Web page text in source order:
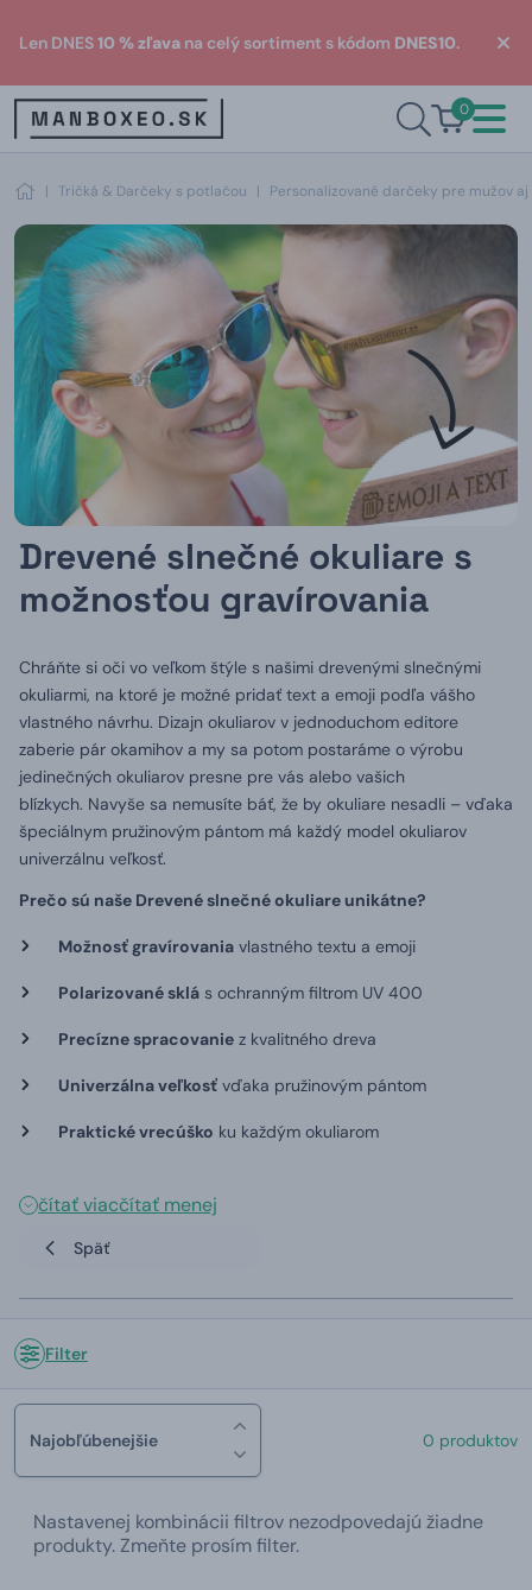
Len DNES10 % zľava na celý sortiment s kódom DNES10.
0
| Tričká & Darčeky s potlačou | Personalizované darčeky pre mužov aj
Drevené slnečné okuliare s
možnosťou gravírovania
Chráňte si oči vo veľkom štýle s našimi drevenými slnečnými
okuliarmi, na ktoré je možné pridať text a emoji podľa vášho
vlastného návrhu. Dizajn okuliarov v jednoduchom editore
zaberie pár okamihov a my sa potom postaráme o výrobu
jedinečných okuliarov presne pre vás alebo vašich
blízkych. Navyše sa nemusíte báť, že by okuliare nesadli – vďaka
špeciálnym pružinovým pántom má každý model okuliarov
univerzálnu veľkosť.
Prečo sú naše Drevené slnečné okuliare unikátne?
Možnosť gravírovaniavlastného textu a emoji
Polarizované sklás ochranným filtrom UV 400
Precízne spracovaniez kvalitného dreva
Univerzálna veľkosťvďaka pružinovým pántom
Praktické vrecúško ku každým okuliarom
čítať viacčítať menej
Späť
Filter
Najobľúbenejšie 0 produktov
Nastavenej kombinácii filtrov nezodpovedajú žiadne
produkty. Zmeňte prosím filter.